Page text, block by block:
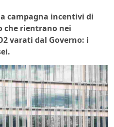
campagna incentivi di
che rientrano nei
varati dal Governo: i